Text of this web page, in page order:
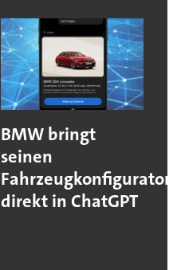
BMW bringt
seinen
Fahrzeugkonfigurator
direkt in ChatGPT